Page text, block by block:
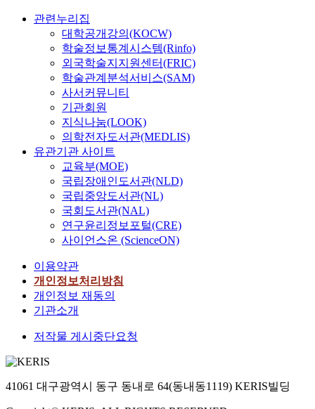
관련누리집
대학공개강의(KOCW)
학술정보통계시스템(Rinfo)
외국학술지지원센터(FRIC)
학술관계분석서비스(SAM)
사서커뮤니티
기관회원
지식나눔(LOOK)
의학전자도서관(MEDLIS)
유관기관 사이트
교육부(MOE)
국립장애인도서관(NLD)
국립중앙도서관(NL)
국회도서관(NAL)
연구윤리정보포털(CRE)
사이언스온 (ScienceON)
이용약관
개인정보처리방침
개인정보 재동의
기관소개
저작물 게시중단요청
41061 대구광역시 동구 동내로 64(동내동1119) KERIS빌딩